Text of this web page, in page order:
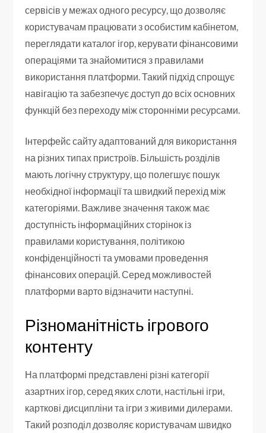
сервісів у межах одного ресурсу, що дозволяє
користувачам працювати з особистим кабінетом,
переглядати каталог ігор, керувати фінансовими
операціями та знайомитися з правилами
використання платформи. Такий підхід спрощує
навігацію та забезпечує доступ до всіх основних
функцій без переходу між сторонніми ресурсами.
Інтерфейс сайту адаптований для використання
на різних типах пристроїв. Більшість розділів
мають логічну структуру, що полегшує пошук
необхідної інформації та швидкий перехід між
категоріями. Важливе значення також має
доступність інформаційних сторінок із
правилами користування, політикою
конфіденційності та умовами проведення
фінансових операцій. Серед можливостей
платформи варто відзначити наступні.
Різноманітність ігрового
контенту
На платформі представлені різні категорії
азартних ігор, серед яких слоти, настільні ігри,
карткові дисципліни та ігри з живими дилерами.
Такий розподіл дозволяє користувачам швидко